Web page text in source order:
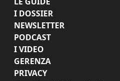
I DOSSIER
NEWSLETTER
PODCAST
I VIDEO
GERENZA
PRIVACY